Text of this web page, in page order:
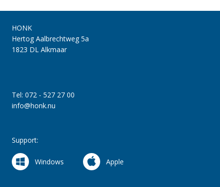
HONK
Hertog Aalbrechtweg 5a
1823 DL Alkmaar
Tel: 072 - 527 27 00
info@honk.nu
Support:
Windows Apple